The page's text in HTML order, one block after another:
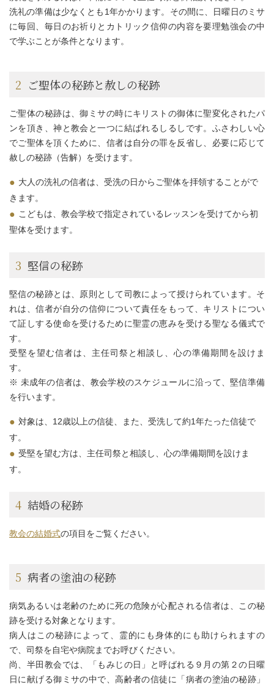
洗礼の準備は少なくとも1年かかります。その間に、日曜日のミサ
に毎回、毎日のお祈りとカトリック信仰の内容を要理勉強会の中
で学ぶことが条件となります。
2 ご聖体の秘跡と赦しの秘跡
ご聖体の秘跡は、御ミサの時にキリストの御体に聖変化されたパ
ンを頂き、神と教会と一つに結ばれるしるしです。ふさわしい心
でご聖体を頂くために、信者は自分の罪を反省し、必要に応じて
赦しの秘跡（告解）を受けます。
大人の洗礼の信者は、受洗の日からご聖体を拝領することがで
きます。
こどもは、教会学校で指定されているレッスンを受けてから初
聖体を受けます。
3 堅信の秘跡
堅信の秘跡とは、原則として司教によって授けられています。そ
れは、信者が自分の信仰について責任をもって、キリストについ
て証しする使命を受けるために聖霊の恵みを受ける聖なる儀式で
す。
受堅を望む信者は、主任司祭と相談し、心の準備期間を設けま
す。
※ 未成年の信者は、教会学校のスケジュールに沿って、堅信準備
を行います。
対象は、12歳以上の信徒、また、受洗して約1年たった信徒で
す。
受堅を望む方は、主任司祭と相談し、心の準備期間を設けま
す。
4 結婚の秘跡
教会の結婚式の項目をご覧ください。
5 病者の塗油の秘跡
病気あるいは老齢のために死の危険が心配される信者は、この秘
跡を受ける対象となります。
病人はこの秘跡によって、霊的にも身体的にも助けられますの
で、司祭を自宅や病院までお呼びください。
尚、半田教会では、「もみじの日」と呼ばれる９月の第２の日曜
日に献げる御ミサの中で、高齢者の信徒に「病者の塗油の秘跡」